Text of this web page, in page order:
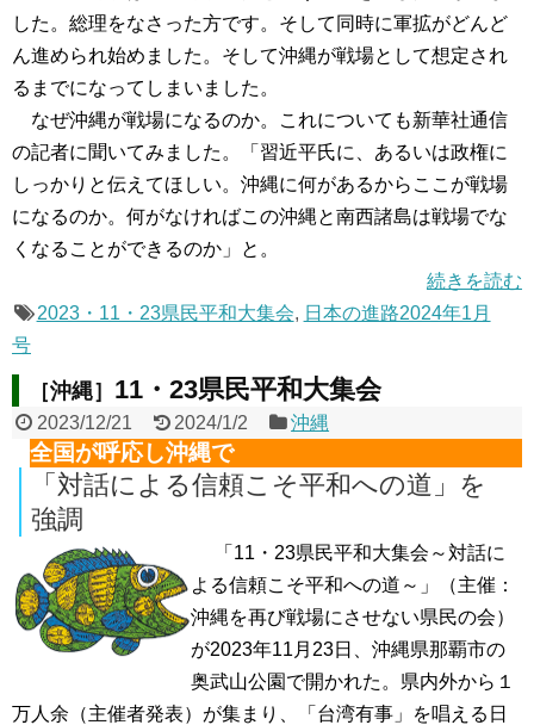
した。総理をなさった方です。そして同時に軍拡がどんど
ん進められ始めました。そして沖縄が戦場として想定され
るまでになってしまいました。
なぜ沖縄が戦場になるのか。これについても新華社通信
の記者に聞いてみました。「習近平氏に、あるいは政権に
しっかりと伝えてほしい。沖縄に何があるからここが戦場
になるのか。何がなければこの沖縄と南西諸島は戦場でな
くなることができるのか」と。
続きを読む
2023・11・23県民平和大集会, 日本の進路2024年1月
号
［沖縄］ 11・23県民平和大集会
2023/12/21 2024/1/2 沖縄
全国が呼応し沖縄で
「対話による信頼こそ平和への道」を
強調
「11・23県民平和大集会～対話に
よる信頼こそ平和への道～」（主催：
沖縄を再び戦場にさせない県民の会）
が2023年11月23日、沖縄県那覇市の
奥武山公園で開かれた。県内外から１
万人余（主催者発表）が集まり、「台湾有事」を唱える日